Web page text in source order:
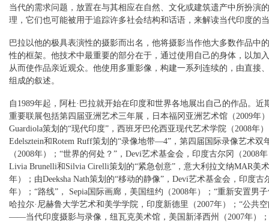
当代的需求问题，放置在与其相应在自然、文化或建筑遗产中所扮演
理，它们也可能被用于追踪许多社会结构和话语，来解读当代印度的
巴拉以他的极具表演性的摄影而出名，他将摄影当作他大多数作品中
性的框架。他技术中最重要的部分在于，通过使用自己的身体，以加
从而使作品亲近观众。他使用多重影像，构建一系列连续的，由直接
组成的叙述。
自1989年起，阿杜·巴拉就开始在印度和世界各地展出自己的作品。近
重要联展包括第四届亚洲艺术三年展，日本福冈亚洲艺术馆（2009年
Guardiola策划的“现代印度”，西班牙巴伦西亚现代艺术学院（2008年
Edelsztein和Rotem Ruff策划的“录像地带—4”，第四届国际录像艺术双
（2008年）；“世界的何处？”，Devi艺术基金会，印度古尔冈（2008
Livia Brunelli和Silvia Cirelli策划的“紧急创意”，意大利拉文纳MAR美
年）；由Deeksha Nath策划的“移动的静像”，Devi艺术基金会，印度古
年）；“路线”， Sepia国际画廊，美国纽约（2008年）；“重新安置男
哈拉尔·尼赫鲁大学艺术和美学学院，印度新德里（2007年）；“公共
——当代印度摄影与录像，纽瓦克美术馆，美国新泽西州（2007年）